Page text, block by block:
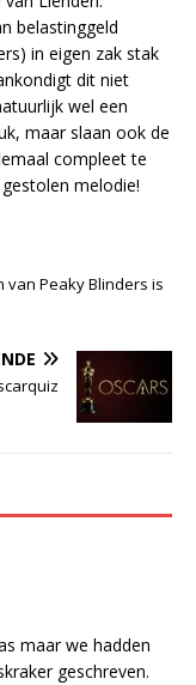
belastinggeld
in eigen zak stak
dit niet
wel een
maar slaan ook de
compleet te
melodie!
van Peaky Blinders is
maar we hadden
geschreven.